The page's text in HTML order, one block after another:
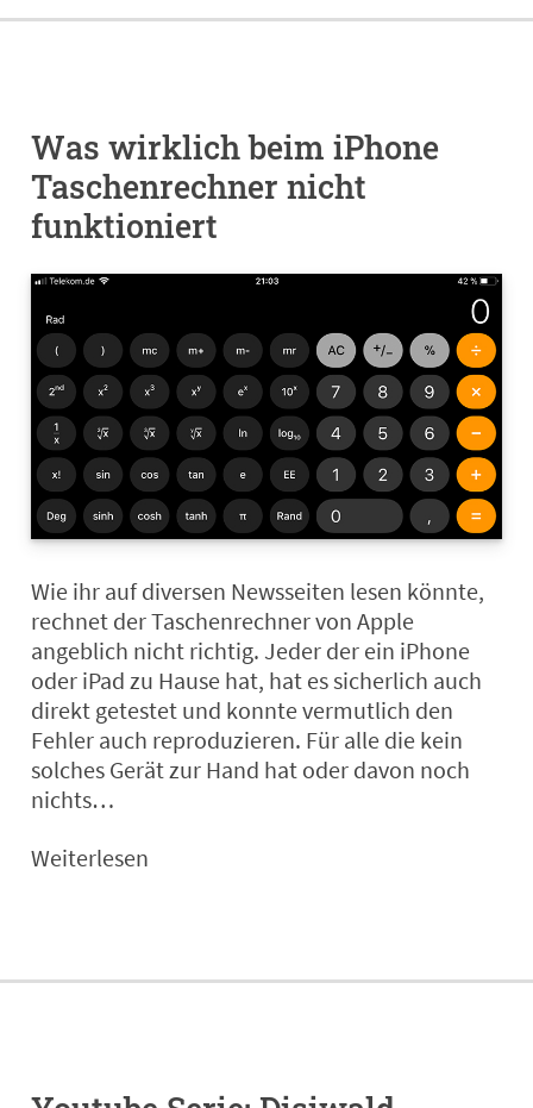
Was wirklich beim iPhone
Taschenrechner nicht
funktioniert
Wie ihr auf diversen Newsseiten lesen könnte,
rechnet der Taschenrechner von Apple
angeblich nicht richtig. Jeder der ein iPhone
oder iPad zu Hause hat, hat es sicherlich auch
direkt getestet und konnte vermutlich den
Fehler auch reproduzieren. Für alle die kein
solches Gerät zur Hand hat oder davon noch
nichts…
Weiterlesen